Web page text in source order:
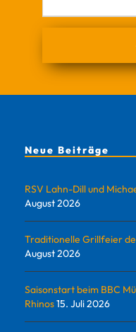
Neue Beiträge
RSV Lahn-Dill und
August 2026
Traditionelle Grillfeier
August 2026
Saisonstart beim BBC
Rhinos15. Juli 2026